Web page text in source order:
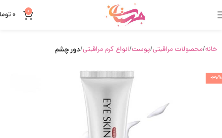
0
0
خانه محصولات مراقبتی پوست انواع کرم مراقبتی دور چشم
-30%